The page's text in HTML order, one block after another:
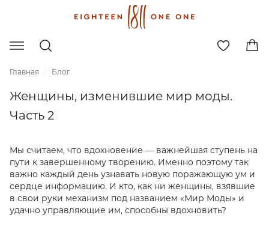
Главная Блог
Женщины, изменившие мир моды.
Часть 2
Мы считаем, что вдохновение — важнейшая ступень
на пути к завершенному творению. Именно поэтому
так важно каждый день узнавать новую поражающую
ум и сердце информацию. И кто, как ни женщины,
взявшие в свои руки механизм под названием «Мир
Моды» и удачно управляющие им, способны
Email *
Политики конфиденциальности